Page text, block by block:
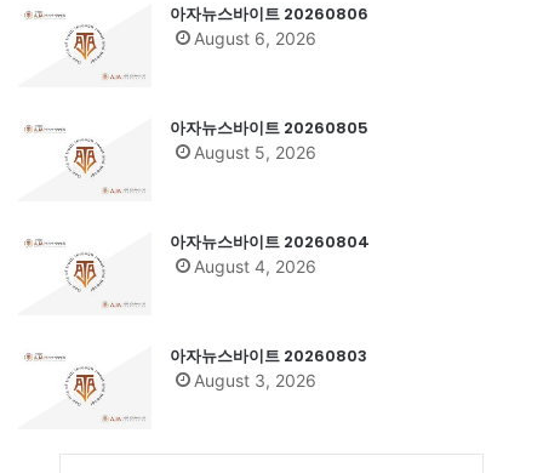
아자뉴스바이트 20260806
August 6, 2026
아자뉴스바이트 20260805
August 5, 2026
아자뉴스바이트 20260804
August 4, 2026
아자뉴스바이트 20260803
August 3, 2026